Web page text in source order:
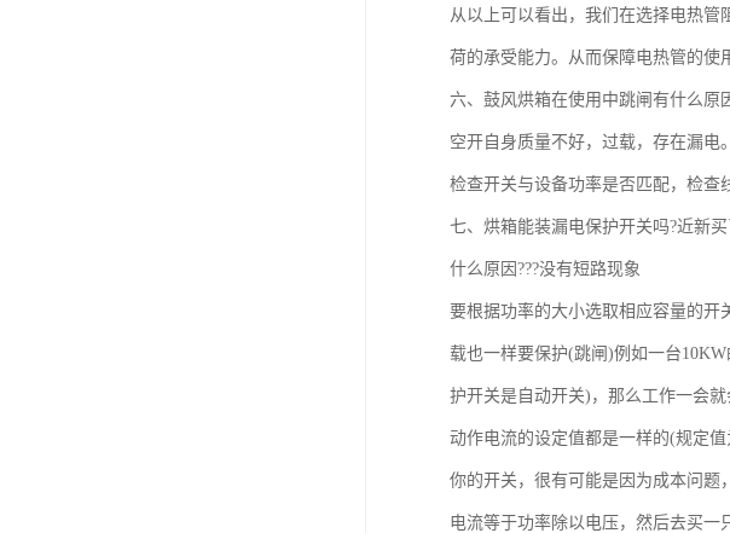
从以上可以看出，我们在选择电热管
荷的承受能力。从而保障电热管的使
六、鼓风烘箱在使用中跳闸有什么原
空开自身质量不好，过载，存在漏电。
检查开关与设备功率是否匹配，检查
七、烘箱能装漏电保护开关吗?近新
什么原因???没有短路现象
要根据功率的大小选取相应容量的开
载也一样要保护(跳闸)例如一台
护开关是自动开关)，那么工作一会
动作电流的设定值都是一样的(规定
你的开关，很有可能是因为成本问题
电流等于功率除以电压，然后去买一